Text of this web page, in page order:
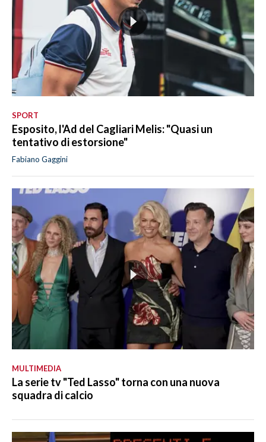
SPORT
Esposito, l'Ad del Cagliari Melis: "Quasi un
tentativo di estorsione"
Fabiano Gaggini
MULTIMEDIA
La serie tv "Ted Lasso" torna con una nuova
squadra di calcio